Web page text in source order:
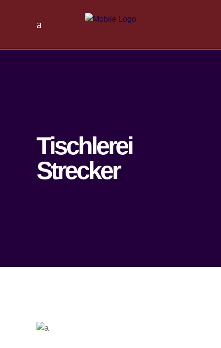
Tischlerei
Strecker